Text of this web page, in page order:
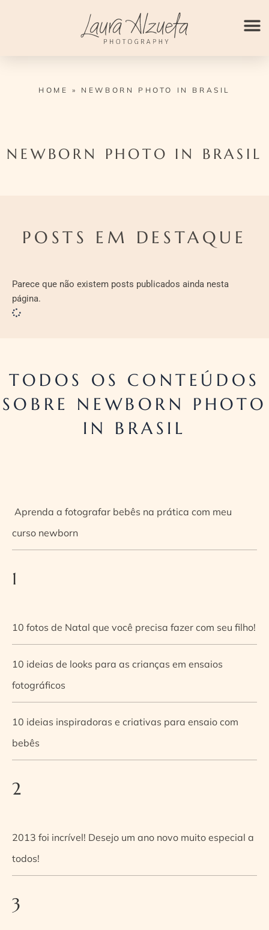
HOME » NEWBORN PHOTO IN BRASIL
NEWBORN PHOTO IN BRASIL
POSTS EM DESTAQUE
Parece que não existem posts publicados ainda nesta
página.
TODOS OS CONTEÚDOS
SOBRE NEWBORN PHOTO
IN BRASIL
Aprenda a fotografar bebês na prática com meu
curso newborn
1
10 fotos de Natal que você precisa fazer com seu filho!
10 ideias de looks para as crianças em ensaios
fotográficos
10 ideias inspiradoras e criativas para ensaio com
bebês
2
2013 foi incrível! Desejo um ano novo muito especial a
todos!
3